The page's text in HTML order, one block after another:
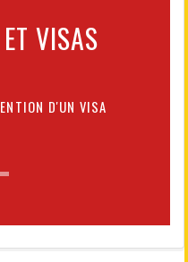
VISAS
D'UN VISA